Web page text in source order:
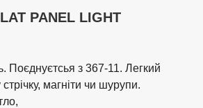
PANEL LIGHT
Поєднуєтсья з 367-11. Легкий
магніти чи шурупи.